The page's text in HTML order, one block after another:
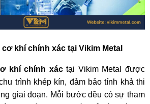
khí chính xác tại Vikim Metal
khí chính xáctại Vikim Metal được
trình khép kín, đảm bảo tính khả thi
giai đoạn. Mỗi bước đều có sự tham